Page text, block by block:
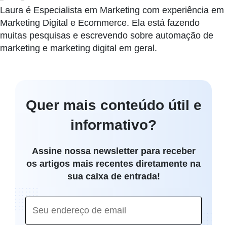
Laura é Especialista em Marketing com experiência em
Marketing Digital e Ecommerce. Ela está fazendo
muitas pesquisas e escrevendo sobre automação de
marketing e marketing digital em geral.
Quer mais conteúdo útil e
informativo?
Assine nossa newsletter para receber
os artigos mais recentes diretamente na
sua caixa de entrada!